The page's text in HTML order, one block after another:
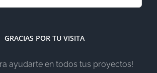
GRACIAS POR TU VISITA
ayudarte en todos tus proyectos!